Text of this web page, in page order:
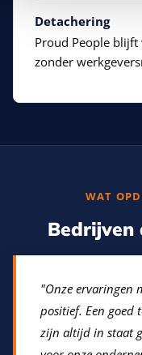
Detachering
Proud People
zonder
WAT
Bedrijven
"Onze ervaringen
positief. Een goed
zijn altijd in staat